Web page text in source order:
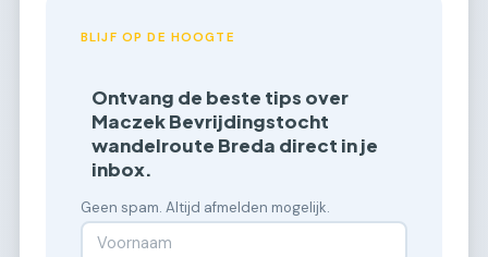
BLIJF OP DE HOOGTE
Ontvang de beste tips over
Maczek Bevrijdingstocht
wandelroute Breda direct in je
inbox.
Geen spam. Altijd afmelden mogelijk.